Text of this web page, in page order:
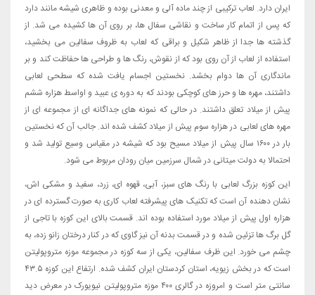
ایران دارد. لعاب ترکیبی از چند ماده آلی و معدنی بوده و ظاهری شیشه مانند دارد
که پس از اتمام کار ساخت و نقاشی سفال ها، بر روی آن ها کشیده می شد. از
گذشته ها جدا از ظاهر شکیل و براقی که لعاب به ظروف سفالین می بخشید،
استفاده از لعاب از آن روی بود که از نقوش، رنگ ها و طراحی ها حفاظت کند و بر
ماندگاری آن ها دوام بخشد. نخستین اجسام یافت شده که سطحی لعابی
داشتند، مهره ها و حرز های کوچکی بودند که به دوره ی عبید و اواسط هزاره ششم
پیش از میلاد تعلق داشتند. در حالی که نمونه های جداگانه ای از مجموعه ای از
مهره های لعابی در هزاره سوم پیش از میلاد کشف شده اند. جالب آن که نخستین
بار در ۱۶۰۰ سال پیش از میلاد مسیح بود که شیشه در مقیاس وسیع تولید شد و
احتمالا به دولت میتانی در شمال سرزمین میان رودان مربوط می شود.
این کوزه بزرگ لعابی با رنگ های سبز، آبی، قهوه ای، زرد، سفید و مشکی اش،
نشان دهنده آن است که تکنیک های پیشرفته لعاب کاری به صورت گسترده ای در
هزاره اول پیش از میلاد مورد استفاده بوده اند. قسمت بالای این کوزه با تاجی از
گل برگ ها تزئین شده و در قسمت بدنه آن نیز گاوی که در کنار درختان زانو زده، به
چشم می خورد. این ظرف سفالین، یکی از سه کوزه در مجموعه موزه متروپولیتن
است که در بخش زیویه، استان کردستان ایران کشف شده. ارتفاع این کوزه ۴۳.۵
سانتی متر است و امروزه در گالری ۴۰۰ موزه متروپولیتن نیویورک در معرض دید